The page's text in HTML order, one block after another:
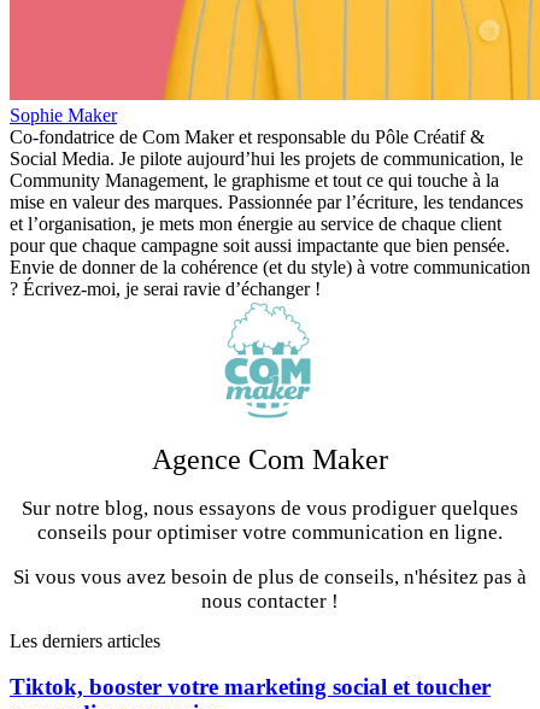
Sophie Maker
Co-fondatrice de Com Maker et responsable du Pôle Créatif &
Social Media. Je pilote aujourd’hui les projets de communication, le
Community Management, le graphisme et tout ce qui touche à la
mise en valeur des marques. Passionnée par l’écriture, les tendances
et l’organisation, je mets mon énergie au service de chaque client
pour que chaque campagne soit aussi impactante que bien pensée.
Envie de donner de la cohérence (et du style) à votre communication
? Écrivez-moi, je serai ravie d’échanger !
Agence Com Maker
Sur notre blog, nous essayons de vous prodiguer quelques
conseils pour optimiser votre communication en ligne.
Si vous vous avez besoin de plus de conseils, n'hésitez pas à
nous contacter !
Les derniers articles
Tiktok, booster votre marketing social et toucher